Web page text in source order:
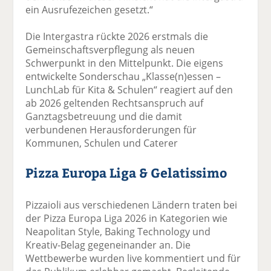
ein Ausrufezeichen gesetzt.“
Die Intergastra rückte 2026 erstmals die
Gemeinschaftsverpflegung als neuen
Schwerpunkt in den Mittelpunkt. Die eigens
entwickelte Sonderschau „Klasse(n)essen –
LunchLab für Kita & Schulen“ reagiert auf den
ab 2026 geltenden Rechtsanspruch auf
Ganztagsbetreuung und die damit
verbundenen Herausforderungen für
Kommunen, Schulen und Caterer
Pizza Europa Liga & Gelatissimo
Pizzaioli aus verschiedenen Ländern traten bei
der Pizza Europa Liga 2026 in Kategorien wie
Neapolitan Style, Baking Technology und
Kreativ-Belag gegeneinander an. Die
Wettbewerbe wurden live kommentiert und für